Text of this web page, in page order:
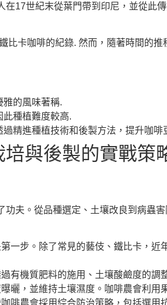
17世紀末從葉門帶到印尼，並從此
比卡咖啡的紀錄. 然而，隨著時間的
的風味著稱.
種植難度較高.
精進種植技術和後製方法，提升咖啡
與後製的實戰策
夫。從品種選定、土壤改良到病蟲
一步。除了常見的藝伎、鐵比卡，
有機質肥料的施用、土壤酸鹼度的調
曬，並維持土壤濕度。咖啡農會利用